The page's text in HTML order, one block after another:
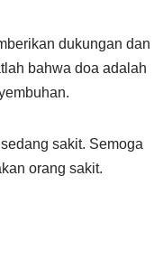
dukungan dan
bahwa doa adalah
sakit. Semoga
orang sakit.